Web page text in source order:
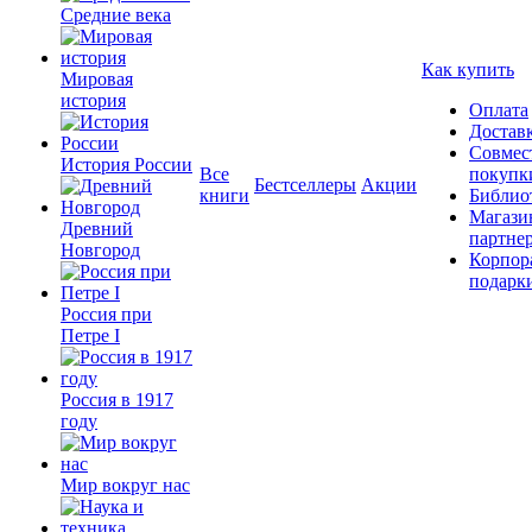
Средние века
Мировая
история
История России
Древний
Новгород
Россия при
Петре I
Россия в 1917
году
Мир вокруг нас
Все
книги
Бестселлеры Акции
Как купить
Оплата